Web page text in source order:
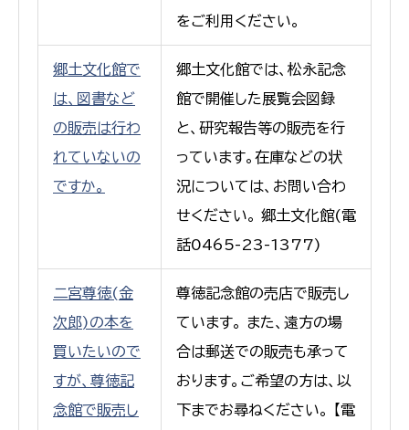
をご利用ください。
郷土文化館で
は、図書など
の販売は行わ
れていないの
ですか。
郷土文化館では、松永記念
館で開催した展覧会図録
と、研究報告等の販売を行
っています。在庫などの状
況については、お問い合わ
せください。 郷土文化館(電
話0465-23-1377)
二宮尊徳(金
次郎)の本を
買いたいので
すが、尊徳記
念館で販売し
尊徳記念館の売店で販売し
ています。 また、遠方の場
合は郵送での販売も承って
おります。ご希望の方は、以
下までお尋ねください。 【電